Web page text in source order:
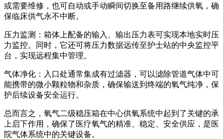
或需要维修，也可自动或手动瞬间切换至备用路继续供氧，确
保临床供气永不中断。
压力监测：箱体上配备的输入、输出压力表可实现本地实时压
力监控。同时，它还可将压力数据远传至护士站的中央监控平
台，实现远程集中管理。
气体净化：入口处通常集成有过滤器，可以滤除管道气体中可
能携带的微小颗粒物和杂质，确保输送到终端的氧气纯净，保
护后续设备安全运行。
总而言之，氧气二级稳压箱在中心供氧系统中起到了关键的承
上启下作用，确保了医疗氧气的精准、稳定、安全供应，是医
院气体系统中的关键设备。